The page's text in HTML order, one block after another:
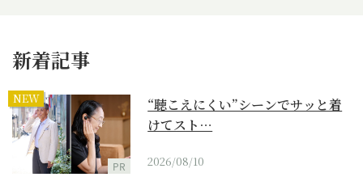
新着記事
NEW
PR
“聴こえにくい”シーンでサッと着
けてスト…
2026/08/10